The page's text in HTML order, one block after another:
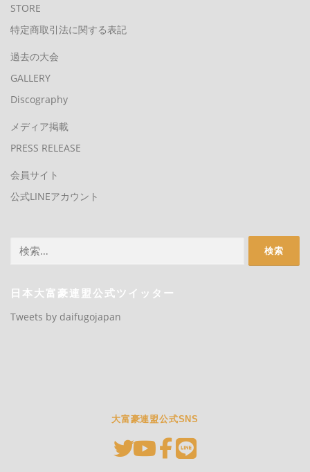
STORE
特定商取引法に関する表記
過去の大会
GALLERY
Discography
メディア掲載
PRESS RELEASE
会員サイト
公式LINEアカウント
索:
日本大富豪連盟公式ツイッター
Tweets by daifugojapan
大富豪連盟公式SNS